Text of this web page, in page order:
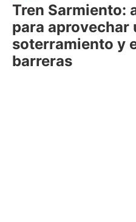
Tren Sarmiento:
para aprovechar
soterramiento y
barreras